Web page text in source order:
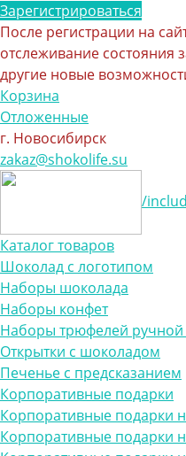
Зарегистрироваться
После регистрации на
отслеживание состояния
другие новые
Корзина
Отложенные
г. Новосибирск
zakaz@shokolife.su
/
Каталог товаров
Шоколад с логотипом
Наборы шоколада
Наборы конфет
Наборы трюфелей ручной
Открытки с шоколадом
Печенье с предсказанием
Корпоративные подарки
Корпоративные подарки
Корпоративные подарки